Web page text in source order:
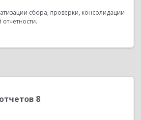
сбора, проверки, консолидации
8